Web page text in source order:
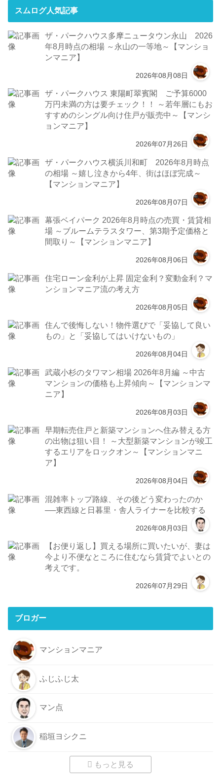
スムログ人気記事
ザ・パークハウス多摩ニュータウン永山 2026
年8月時点の相場 ～永山の一等地～【マンショ
ンマニア】
2026年08月08日
ザ・パークハウス 東陽町翠賓閣 ご予算6000
万円未満の方は要チェック！！ ～若年層にもお
すすめのシングル向け住戸が販売中～【マンシ
ョンマニア】
2026年07月26日
ザ・パークハウス横浜川和町 2026年8月時点
の相場 ～嬉し泣きから4年、街はほぼ完成～
【マンションマニア】
2026年08月07日
幕張ベイパーク 2026年8月時点の売買・賃貸相
場 ～ブルームテラスタワー、第3期予定価格と
間取り～【マンションマニア】
2026年08月06日
住宅ローン金利が上昇 固定金利？変動金利？マ
ンションマニア流の考え方
2026年08月05日
住んで後悔しない！物件選びで「妥協して良い
もの」と「妥協してはいけないもの」
2026年08月04日
武蔵小杉のタワマン相場 2026年8月編 ～中古
マンションの価格も上昇傾向～【マンションマ
ニア】
2026年08月03日
早期転売住戸と新築マンションへ住み替える方
の出物は狙い目！ ～大型新築マンションが竣工
するエリアをロックオン～【マンションマニ
ア】
2026年08月04日
混雑率トップ路線、その後どう変わったのか
──東西線と日暮里・舎人ライナーを比較する
2026年08月03日
【お便り返し】買える場所に買いたいが、妻は
今より不便なところに住むなら賃貸でよいとの
考えです。
2026年07月29日
ブロガー
マンションマニア
ふじふじ太
マン点
稲垣ヨシクニ
もっと見る